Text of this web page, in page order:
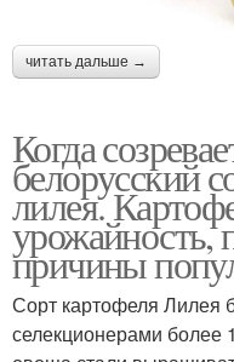
читать дальше →
Когда
белорусский
лилея.
урожайность,
причины
Сорт картофеля Лилея
селекционерами более